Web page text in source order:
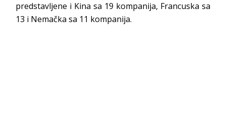
predstavljene i Kina sa 19 kompanija, Francuska sa
13 i Nemačka sa 11 kompanija.